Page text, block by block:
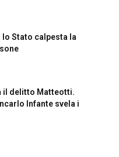
lo Stato calpesta la
il delitto Matteotti.
Infante svela i